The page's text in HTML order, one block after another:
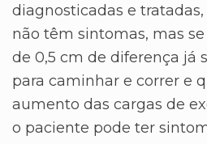
diagnosticadas e
não têm sintomas, mas
de 0,5 cm de diferença já
para caminhar e correr e
aumento das cargas de
o paciente pode ter